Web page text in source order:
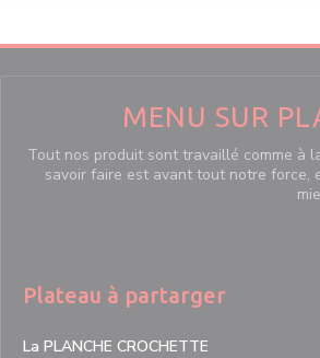
MENU SUR
Tout nos produit sont travaillé comme à
savoir faire est avant tout notre force,
Plateau à partarger
La PLANCHE CROCHETTE